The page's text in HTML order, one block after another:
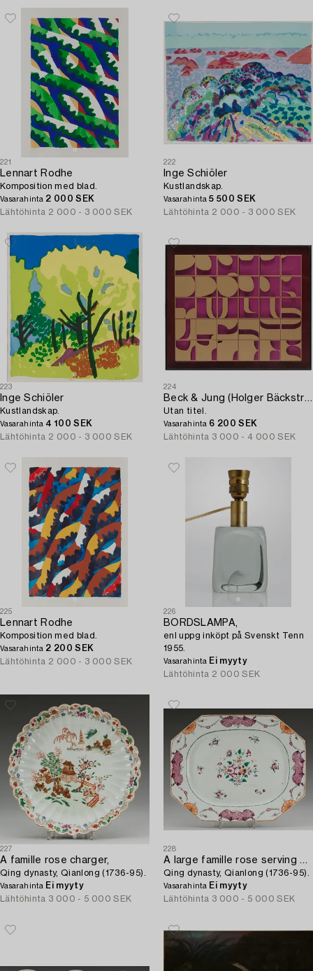
221
Lennart Rodhe
Komposition med blad.
Vasarahinta 2 000 SEK
Lähtöhinta 2 000 - 3 000 SEK
222
Inge Schiöler
Kustlandskap.
Vasarahinta5 500 SEK
Lähtöhinta 2 000 - 3 000 SEK
223
Inge Schiöler
Kustlandskap.
Vasarahinta 4 100 SEK
Lähtöhinta 2 000 - 3 000 SEK
224
Beck & Jung (Holger Bäckström & Bo Ljungberg)
Utan titel.
Vasarahinta 6 200 SEK
Lähtöhinta 3 000 - 4 000 SEK
225
Lennart Rodhe
Komposition med blad.
Vasarahinta 2 200 SEK
Lähtöhinta 2 000 - 3 000 SEK
226
BORDSLAMPA,
enl uppg inköpt på Svenskt Tenn
1955.
Vasarahinta Ei myyty
Lähtöhinta 2 000 SEK
227
A famille rose charger,
Qing dynasty, Qianlong (1736-95).
Vasarahinta Ei myyty
Lähtöhinta 3 000 - 5 000 SEK
228
A large famille rose serving dish,
Qing dynasty, Qianlong (1736-95).
Vasarahinta Ei myyty
Lähtöhinta 3 000 - 5 000 SEK